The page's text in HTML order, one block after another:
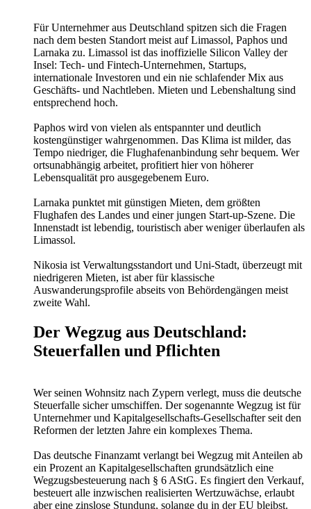
Für Unternehmer aus Deutschland spitzen sich die Fragen
nach dem besten Standort meist auf Limassol, Paphos und
Larnaka zu. Limassol ist das inoffizielle Silicon Valley der
Insel: Tech- und Fintech-Unternehmen, Startups,
internationale Investoren und ein nie schlafender Mix aus
Geschäfts- und Nachtleben. Mieten und Lebenshaltung sind
entsprechend hoch.
Paphos wird von vielen als entspannter und deutlich
kostengünstiger wahrgenommen. Das Klima ist milder, das
Tempo niedriger, die Flughafenanbindung sehr bequem. Wer
ortsunabhängig arbeitet, profitiert hier von höherer
Lebensqualität pro ausgegebenem Euro.
Larnaka punktet mit günstigen Mieten, dem größten
Flughafen des Landes und einer jungen Start-up-Szene. Die
Innenstadt ist lebendig, touristisch aber weniger überlaufen als
Limassol.
Nikosia ist Verwaltungsstandort und Uni-Stadt, überzeugt mit
niedrigeren Mieten, ist aber für klassische
Auswanderungsprofile abseits von Behördengängen meist
zweite Wahl.
Der Wegzug aus Deutschland:
Steuerfallen und Pflichten
Wer seinen Wohnsitz nach Zypern verlegt, muss die deutsche
Steuerfalle sicher umschiffen. Der sogenannte Wegzug ist für
Unternehmer und Kapitalgesellschafts-Gesellschafter seit den
Reformen der letzten Jahre ein komplexes Thema.
Das deutsche Finanzamt verlangt bei Wegzug mit Anteilen ab
ein Prozent an Kapitalgesellschaften grundsätzlich eine
Wegzugsbesteuerung nach § 6 AStG. Es fingiert den Verkauf,
besteuert alle inzwischen realisierten Wertzuwächse, erlaubt
aber eine zinslose Stundung, solange du in der EU bleibst.